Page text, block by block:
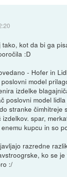
kot da bi ga
:D
- Hofer in
model
izdelke
poslovni model
stranke čimhitreje
spar,
kupcu in so
razredne
ko se
:/